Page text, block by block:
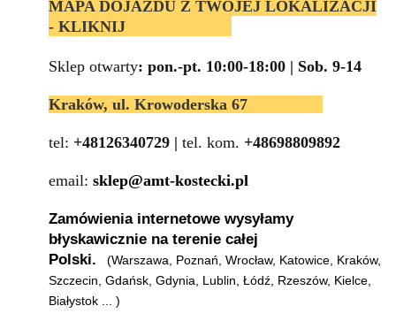
MAPA DOJAZDU Z TWOJEJ LOKALIZACJI
- KLIKNIJ
Sklep otwarty: pon.-pt. 10:00-18:00 | Sob. 9-14
Kraków, ul. Krowoderska 67
tel: +48126340729 | tel. kom. +48698809892
email: sklep@amt-kostecki.pl
Zamówienia internetowe wysyłamy
błyskawicznie na terenie całej
Polski.
(Warszawa, Poznań, Wrocław, Katowice, Kraków,
Szczecin, Gdańsk, Gdynia, Lublin, Łódź, Rzeszów, Kielce,
Białystok ... )